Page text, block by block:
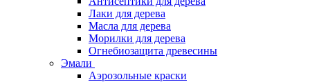
Лаки для дерева
Масла для дерева
Морилки для дерева
Огнебиозащита древесины
Эмали
Аэрозольные краски